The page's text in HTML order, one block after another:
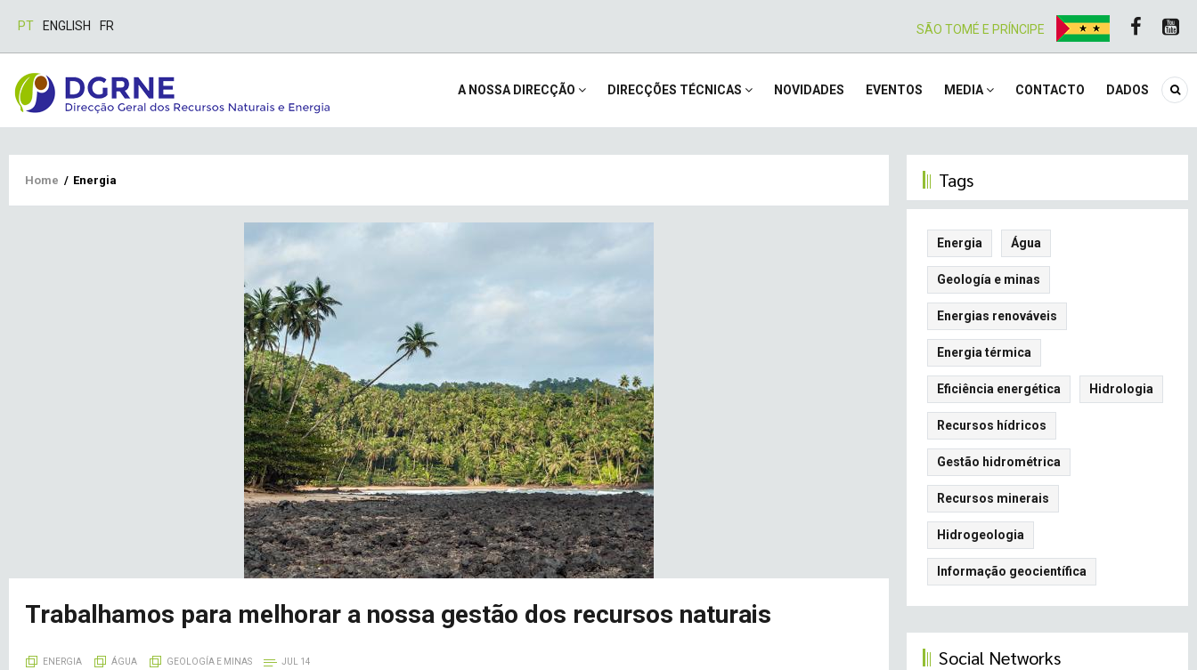
PT ENGLISH FR SÃO TOMÉ E PRÍNCIPE
A NOSSA DIRECÇÃO DIRECÇÕES TÉCNICAS NOVIDADES EVENTOS MEDIA CONTACTO DADOS
Breadcrumb
Home / Energia
Trabalhamos para melhorar a nossa gestão dos recursos naturais
ENERGIA ÁGUA GEOLOGÍA E MINAS JUL 14
Tags
Energia Água
Geología e minas
Energias renováveis
Energia térmica
Eficiência energética Hidrologia
Recursos hídricos
Gestão hidrométrica
Recursos minerais
Hidrogeologia
Informação geocientífica
Social Networks